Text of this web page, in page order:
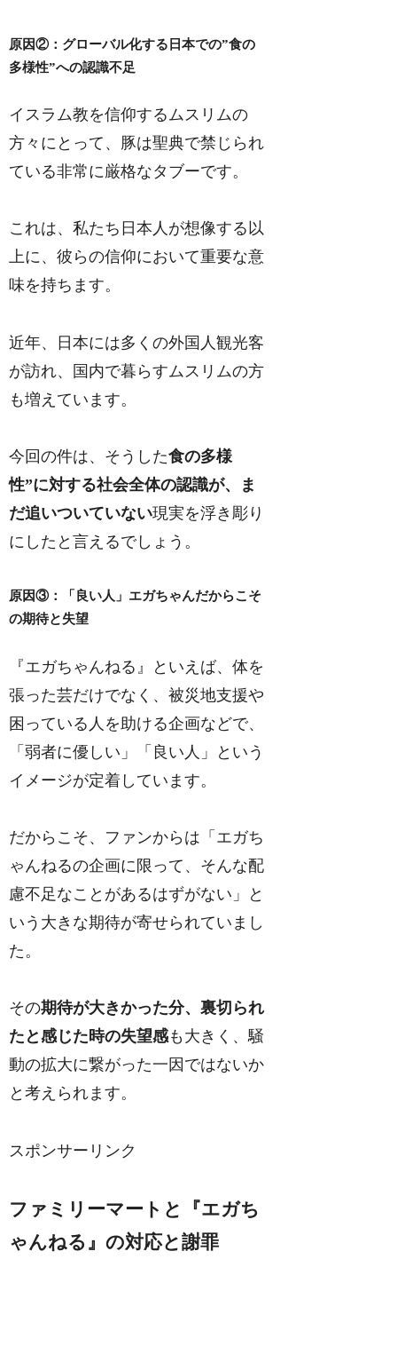
原因②：グローバル化する日本での”食の
多様性”への認識不足
イスラム教を信仰するムスリムの
方々にとって、豚は聖典で禁じられ
ている非常に厳格なタブーです。
これは、私たち日本人が想像する以
上に、彼らの信仰において重要な意
味を持ちます。
近年、日本には多くの外国人観光客
が訪れ、国内で暮らすムスリムの方
も増えています。
今回の件は、そうした食の多様
性”に対する社会全体の認識が、ま
だ追いついていない現実を浮き彫り
にしたと言えるでしょう。
原因③：「良い人」エガちゃんだからこそ
の期待と失望
『エガちゃんねる』といえば、体を
張った芸だけでなく、被災地支援や
困っている人を助ける企画などで、
「弱者に優しい」「良い人」という
イメージが定着しています。
だからこそ、ファンからは「エガち
ゃんねるの企画に限って、そんな配
慮不足なことがあるはずがない」と
いう大きな期待が寄せられていまし
た。
その期待が大きかった分、裏切られ
たと感じた時の失望感も大きく、騒
動の拡大に繋がった一因ではないか
と考えられます。
スポンサーリンク
ファミリーマートと『エガち
ゃんねる』の対応と謝罪